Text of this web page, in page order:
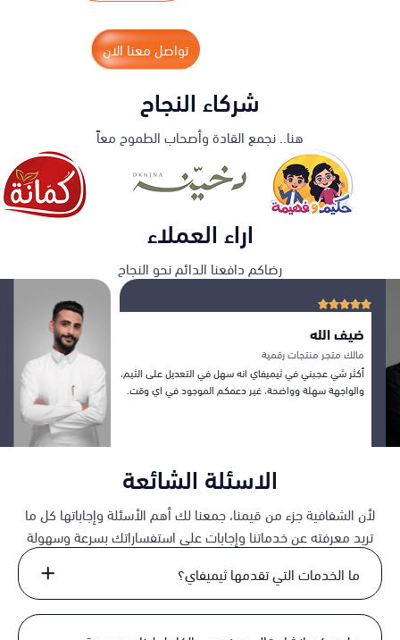
تواصل معنا الان
شركاء النجاح
هنا.. نجمع القادة وأصحاب الطموح معاً
اراء العملاء
رضاكم دافعنا الدائم نحو النجاح
مالك متجر اثاث
ما كنت أتخيل إن الثيم ممكن يفرق لهالدرجة في المبيعات!
فعلاً لاحظت فرق واضح بنسبة كبيرة موفقين دايمًا يا
الاسئلة الشائعة
لأن الشفافية جزء من قيمنا، جمعنا لك أهم الأسئلة وإجاباتها كل ما
تريد معرفته عن خدماتنا وإجابات على استفساراتك بسرعة وسهولة
ما الخدمات التي تقدمها ثيميفاي؟